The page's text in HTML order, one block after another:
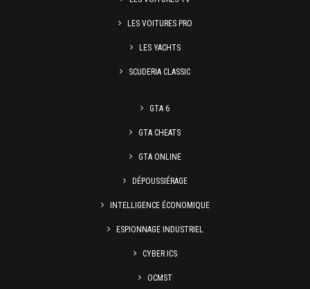
LES VOITURES PRO
LES YACHTS
SCUDERIA CLASSIC
GTA 6
GTA CHEATS
GTA ONLINE
DÉPOUSSIÉRAGE
INTELLIGENCE ÉCONOMIQUE
ESPIONNAGE INDUSTRIEL
CYBER ICS
OCMST